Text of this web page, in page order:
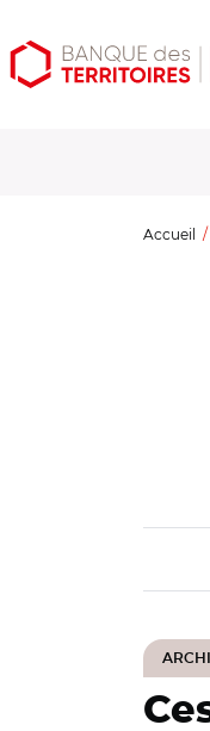
Aller
au
Aller
au
Ouvrir
les
Accueil